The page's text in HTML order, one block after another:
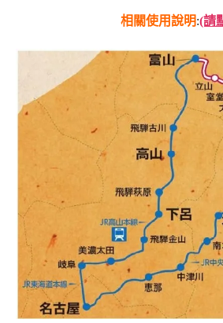
相關使用說明:(請